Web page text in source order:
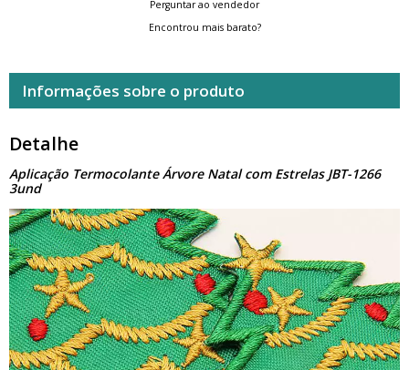
Perguntar ao vendedor
Encontrou mais barato?
Informações sobre o produto
Detalhe
Aplicação Termocolante Árvore Natal com Estrelas JBT-1266
3und